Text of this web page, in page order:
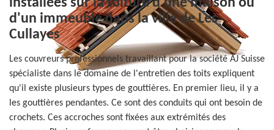
installées sur la toiture d'une maison ou
d'un immeuble dans la ville de Les
Cullayes
Les couvreurs professionnels travaillant pour la société AJ Suisse
spécialiste dans le domaine de l'entretien des toits expliquent
qu'il existe plusieurs types de gouttières. En premier lieu, il y a
les gouttières pendantes. Ce sont des conduits qui ont besoin de
crochets. Ces accroches sont fixées aux extrémités des